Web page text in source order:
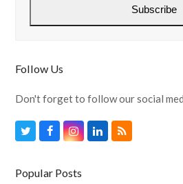
Subscribe
Follow Us
Don't forget to follow our social
TwitterFacebookInstagram
LinkedIn
RSS
Popular Posts